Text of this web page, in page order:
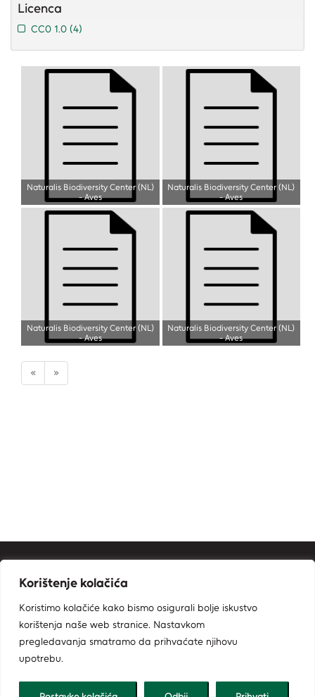
Licenca
CC0 1.0 (4)
Naturalis Biodiversity Center (NL)
- Aves
Naturalis Biodiversity Center (NL)
- Aves
Naturalis Biodiversity Center (NL)
- Aves
Naturalis Biodiversity Center (NL)
- Aves
« »
Kontakt informacije
Zavod za zaštitu okoliša i prirode
Radnička cesta 80, 10000 Zagreb
bioportal@mzozt.hr
01/5502-900
Korištenje kolačića
Koristimo kolačiće kako bismo osigurali bolje iskustvo
korištenja naše web stranice. Nastavkom
pregledavanja smatramo da prihvaćate njihovu
upotrebu.